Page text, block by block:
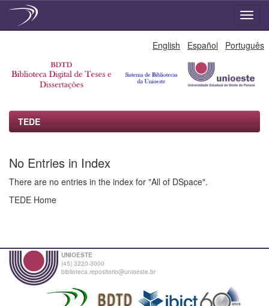
English Español Português
TEDE
No Entries in Index
There are no entries in the index for "All of DSpace".
TEDE Home
UNIOESTE
(45) 3220-3000
biblioteca.repositorio@unioeste.br